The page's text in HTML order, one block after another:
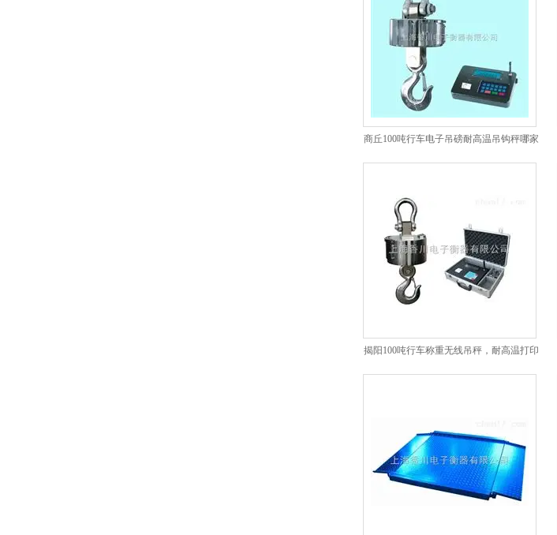
商丘100吨行车电子吊磅耐高温吊钩秤哪家
好
揭阳100吨行车称重无线吊秤，耐高温打印
吊秤报价